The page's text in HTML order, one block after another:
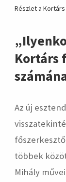
Részlet a
Kortárs
Az új
többek
Mihály